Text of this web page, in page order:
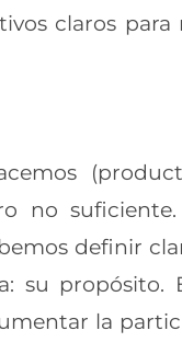
claros
no
definir
su propósito.
la